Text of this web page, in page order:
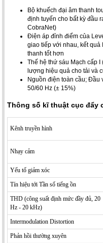
Bộ khuếch đại âm thanh
định tuyến cho bất kỳ đầu
CobraNet)
Điện áp đỉnh điểm của
giao tiếp với nhau, kết
thanh tốt hơn
Thế hệ thứ sáu Mạch cấp
lượng hiệu quả cho tải và
Nguồn điện toàn cầu; Đầu
50/60 Hz (± 15%)
Thông số kĩ thuật cục đẩy
Kênh truyền hình
Nhạy cảm
Yếu tố giảm xóc
Tín hiệu tới Tần số tiếng ồn
THD (công suất định mức đầy đủ, 20
Hz - 20 kHz)
Intermodulation Distortion
Phản hồi thường xuyên